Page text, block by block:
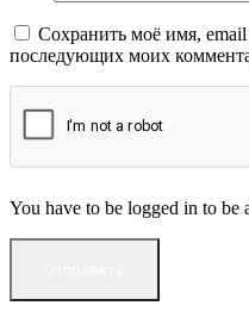
Сохранить моё имя, email
последующих моих
You have to be logged in to be